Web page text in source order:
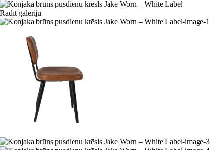
Rādīt galeriju